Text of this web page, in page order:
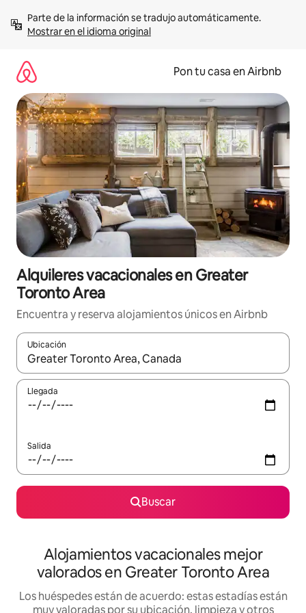
contenidoMostrar en el idioma original
Pon tu casa en Airbnb
Alquileres vacacionales en Greater
Toronto Area
Encuentra y reserva alojamientos únicos en Airbnb
Ubicación
Cuando los resultados estén disponibles, navega con las
Llegada
Salida
Buscar
Alojamientos vacacionales mejor
valorados en Greater Toronto Area
Los huéspedes están de acuerdo: estas estadías están
muy valoradas por su ubicación, limpieza y otros